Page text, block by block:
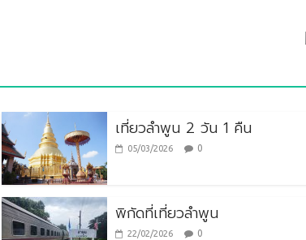
เที่ยวลำพูน 2 วัน 1 คืน
05/03/2026 0
พิกัดที่เที่ยวลำพูน
22/02/2026 0